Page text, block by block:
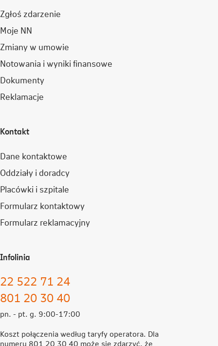
Zgłoś zdarzenie
Moje NN
Zmiany w umowie
Notowania i wyniki finansowe
Dokumenty
Reklamacje
Kontakt
Dane kontaktowe
Oddziały i doradcy
Placówki i szpitale
Formularz kontaktowy
Formularz reklamacyjny
Infolinia
22 522 71 24
801 20 30 40
pn. - pt. g. 9:00-17:00
Koszt połączenia według taryfy operatora. Dla
numeru 801 20 30 40 może się zdarzyć, że